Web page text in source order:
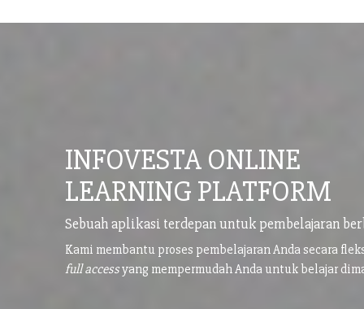
INFOVESTA ONLINE
LEARNING PLATFORM
Sebuah aplikasi terdepan untuk pembelajaran
Kami membantu proses pembelajaran Anda secara
full accessyang mempermudah Anda untuk belajar